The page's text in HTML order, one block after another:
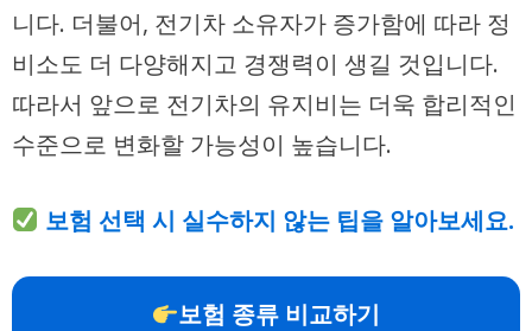
니다. 더불어, 전기차 소유자가 증가함에 따라 정
비소도 더 다양해지고 경쟁력이 생길 것입니다.
따라서 앞으로 전기차의 유지비는 더욱 합리적인
수준으로 변화할 가능성이 높습니다.
보험 선택 시 실수하지 않는 팁을 알아보세요.
보험 종류 비교하기